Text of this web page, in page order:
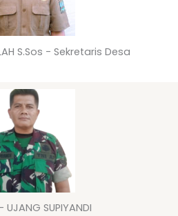
S.Sos - Sekretaris Desa
UJANG SUPIYANDI